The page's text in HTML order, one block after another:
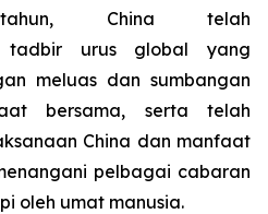
tahun, China telah
tadbir urus global yang
meluas dan sumbangan
bersama, serta telah
China dan manfaat
pelbagai cabaran
oleh umat manusia.